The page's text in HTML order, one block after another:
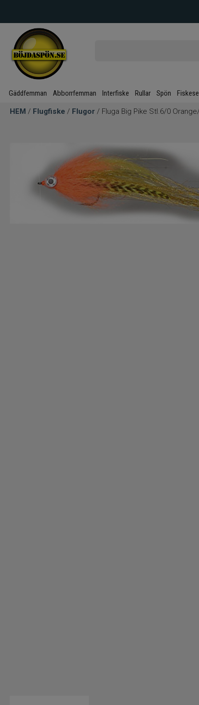
Gäddfemman Abborrfemman Interfiske Rullar Spön
HEM / Flugfiske / Flugor / Fluga Big Pike Stl.6/0